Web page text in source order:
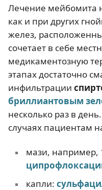
Лечение мейбомита
как и при других
желез,
сочетает в себе
медикаментозную
этапах достаточно
инфильтрации
бриллиантовым
несколько раз в
случаях пациентам
мази, например,
капли: